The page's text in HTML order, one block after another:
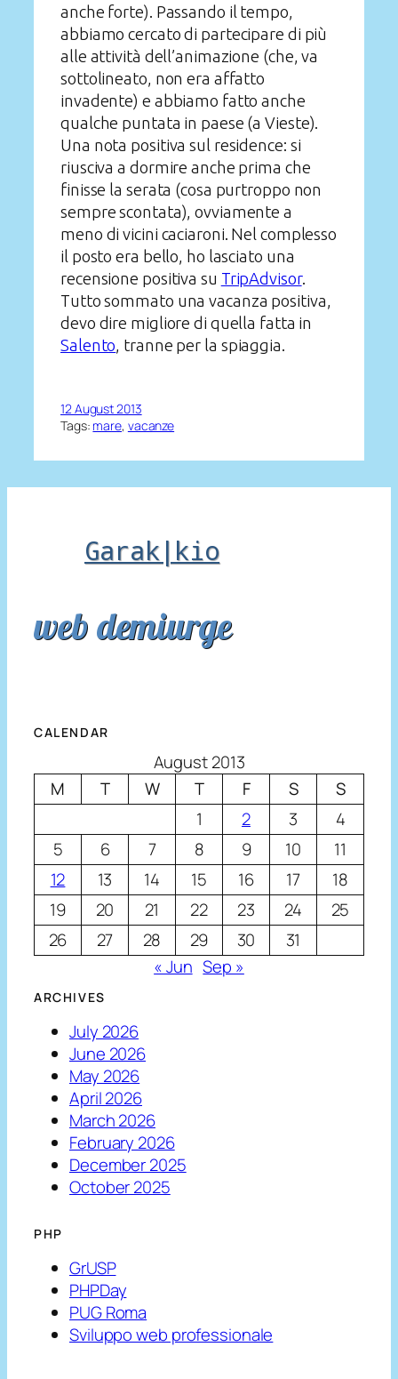
anche forte). Passando il tempo,
abbiamo cercato di partecipare di più
alle attività dell’animazione (che, va
sottolineato, non era affatto
invadente) e abbiamo fatto anche
qualche puntata in paese (a Vieste).
Una nota positiva sul residence: si
riusciva a dormire anche prima che
finisse la serata (cosa purtroppo non
sempre scontata), ovviamente a
meno di vicini caciaroni. Nel complesso
il posto era bello, ho lasciato una
recensione positiva su TripAdvisor.
Tutto sommato una vacanza positiva,
devo dire migliore di quella fatta in
Salento, tranne per la spiaggia.
12 August 2013
Tags: mare, vacanze
Garak|kio
web demiurge
CALENDAR
August 2013
M
T W T F S
S
1
2 3
4
5
6 7 8 9 10
11
12
13 14 15 16 17
18
19
20 21 22 23 24
25
26
27 28 29 30
31
« Jun Sep »
ARCHIVES
July 2026
June 2026
May 2026
April 2026
March 2026
February 2026
December 2025
October 2025
PHP
GrUSP
PHPDay
PUG Roma
Sviluppo web professionale